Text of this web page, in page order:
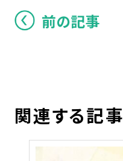
前の記事
関連する記事